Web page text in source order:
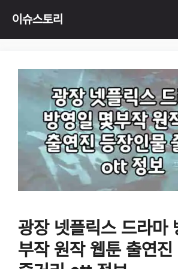
Skip
content
이슈스토리
광장 넷플릭스 드라마
부작 원작 웹툰 출연진